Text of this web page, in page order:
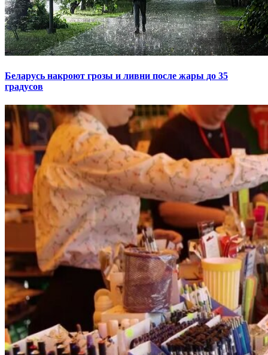
Беларусь накроют грозы и ливни после жары до 35
градусов